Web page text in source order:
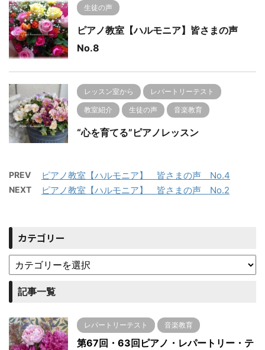
生徒の声
ピアノ教室【ハルモニア】皆さまの声
No.8
レッスン室から レパートリーテスト
教室紹介 生徒の声 音楽教育
“心を育てる”ピアノレッスン
PREV ピアノ教室【ハルモニア】 皆さまの声 No.4
NEXT ピアノ教室【ハルモニア】 皆さまの声 No.2
カテゴリー
記事一覧
レパートリーテスト 音楽教育
第67回・63回ピアノ・レパートリー・テ